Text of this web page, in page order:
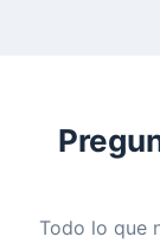
Todo lo que